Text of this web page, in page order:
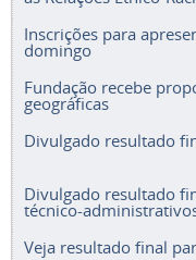
Inscrições para
domingo
Fundação recebe
geográficas
Divulgado resultado
Divulgado resultado
técnico-
Veja resultado final